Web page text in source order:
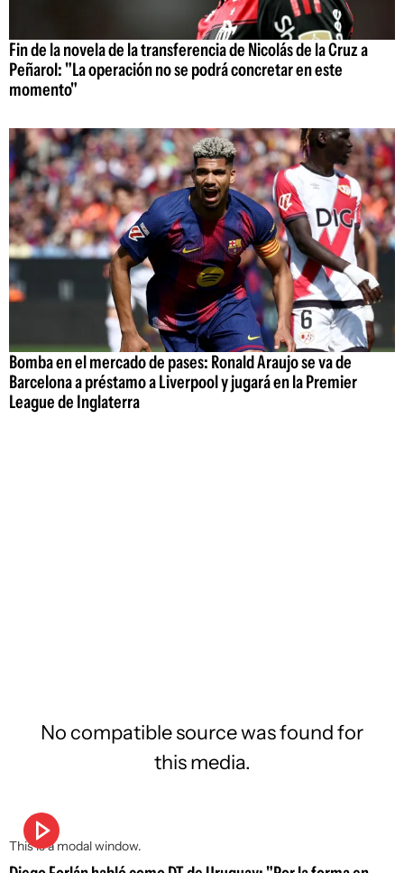
Fin de la novela de la transferencia de Nicolás de la Cruz a
Peñarol: "La operación no se podrá concretar en este
momento"
Bomba en el mercado de pases: Ronald Araujo se va de
Barcelona a préstamo a Liverpool y jugará en la Premier
League de Inglaterra
This is a modal window.
No compatible source was found for
this media.